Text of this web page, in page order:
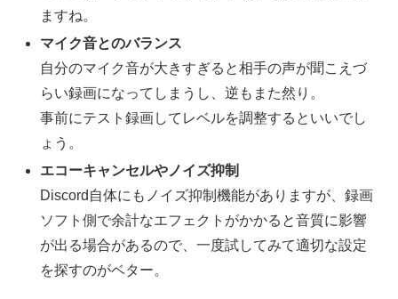
ますね。
マイク音とのバランス
自分のマイク音が大きすぎると相手の声が聞こえづ
らい録画になってしまうし、逆もまた然り。
事前にテスト録画してレベルを調整するといいでし
ょう。
エコーキャンセルやノイズ抑制
Discord自体にもノイズ抑制機能がありますが、録画
ソフト側で余計なエフェクトがかかると音質に影響
が出る場合があるので、一度試してみて適切な設定
を探すのがベター。